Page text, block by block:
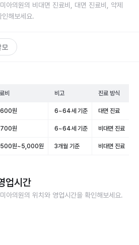
아의원의 비대면 진료비, 대면 진료비, 약제
해보세요.
비 비고 진료 방식
원 6~64세 기준 대면 진료
원 6~64세 기준 비대면 진료
원~5,000원 3개월 기준 비대면 진료
업시간
아의원의 위치와 영업시간을 확인해보세요.